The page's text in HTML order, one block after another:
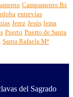
Campamento Ibi
entrevías
Jerez Jesús lema
Puerto Puerto de Santa
Santa Rafaela Mª
del Sagrado